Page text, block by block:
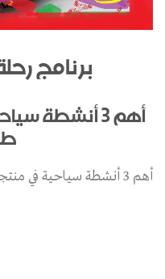
برنامج
أهم 3 أنشطة
أهم 3 أنشطة سياحية في منتجع حيدر نبي طرابزون